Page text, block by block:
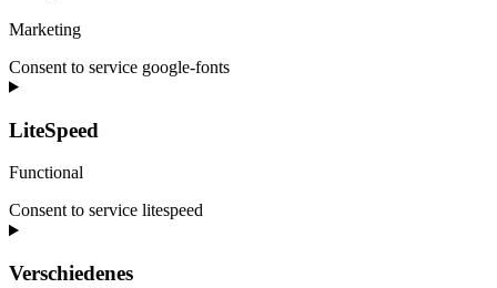
Marketing
Consent to service google-fonts
LiteSpeed
Functional
Consent to service litespeed
Verschiedenes